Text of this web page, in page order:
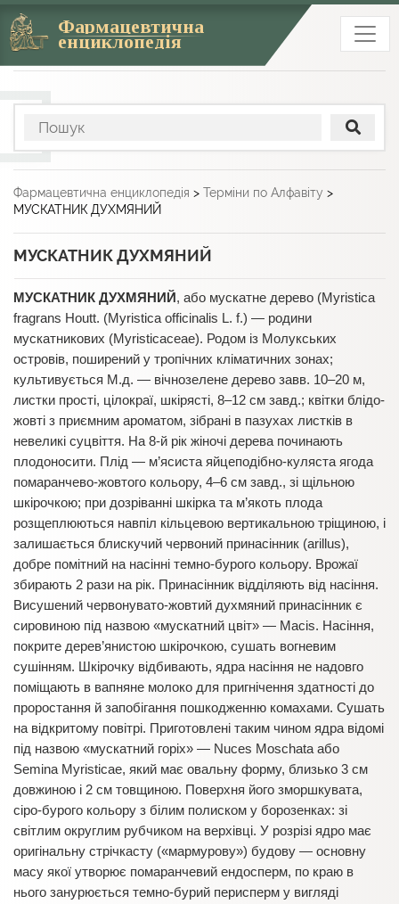
Фармацевтична
енциклопедія
Фармацевтична енциклопедія > Терміни по Алфавіту >
МУСКАТНИК ДУХМЯНИЙ
МУСКАТНИК ДУХМЯНИЙ
МУСКАТНИК ДУХМЯНИЙ, або мускатне дерево (Myristica
fragrans Houtt. (Myristica officinalis L. f.) — родини
мускатникових (Myristicaceae). Родом із Молукських
островів, поширений у тропічних кліматичних зонах;
культивується М.д. — вічнозелене дерево завв. 10–20 м,
листки прості, цілокраї, шкірясті, 8–12 см завд.; квітки блідо-
жовті з приємним ароматом, зібрані в пазухах листків в
невеликі суцвіття. На 8-й рік жіночі дерева починають
плодоносити. Плід — м’ясиста яйцеподібно-куляста ягода
помаранчево-жовтого кольору, 4–6 см завд., зі щільною
шкірочкою; при дозріванні шкірка та м’якоть плода
розщеплюються навпіл кільцевою вертикальною тріщиною, і
залишається блискучий червоний принасінник (arillus),
добре помітний на насінні темно-бурого кольору. Врожаї
збирають 2 рази на рік. Принасінник відділяють від насіння.
Висушений червонувато-жовтий духмяний принасінник є
сировиною під назвою «мускатний цвіт» — Macis. Насіння,
покрите дерев’янистою шкірочкою, сушать вогневим
сушінням. Шкірочку відбивають, ядра насіння не надовго
поміщають в вапняне молоко для пригнічення здатності до
проростання й запобігання пошкодженню комахами. Сушать
на відкритому повітрі. Приготовлені таким чином ядра відомі
під назвою «мускатний горіх» — Nuces Moschata або
Semina Myristicae, який має овальну форму, близько 3 см
довжиною і 2 см товщиною. Поверхня його зморшкувата,
сіро-бурого кольору з білим полиском у борозенках: зі
світлим округлим рубчиком на верхівці. У розрізі ядро має
оригінальну стрічкасту («мармурову») будову — основну
масу якої утворює помаранчевий ендосперм, по краю в
нього занурюється темно-бурий перисперм у вигляді